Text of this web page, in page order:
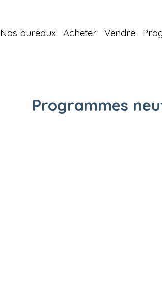
Nos bureaux Acheter Vendre
Programmes